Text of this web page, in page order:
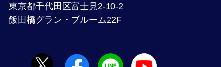
東京都千代田区富士見2-10-2
飯田橋グラン・ブルーム22F